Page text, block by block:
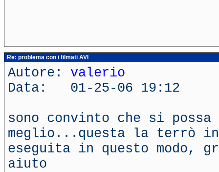
Re: problema con i filmati AVI
Autore: valerio
Data: 01-25-06 19:12
sono convinto che si
meglio...questa la terrò in
eseguita in questo modo,
aiuto